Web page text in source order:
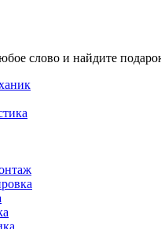
слово и найдите